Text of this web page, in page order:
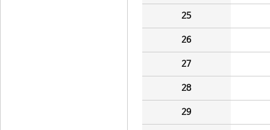
25
26
27
28
29